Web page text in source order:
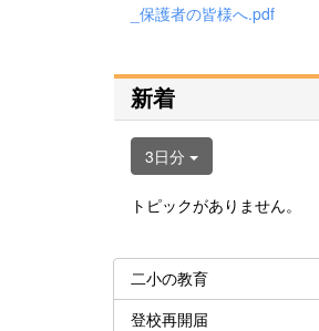
_保護者の皆様へ.pdf
新着
3日分
トピックがありません。
二小の教育
登校再開届